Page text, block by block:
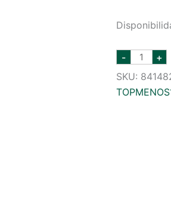
- marieta
albariño
750
ml
cantidad
+
SKU: